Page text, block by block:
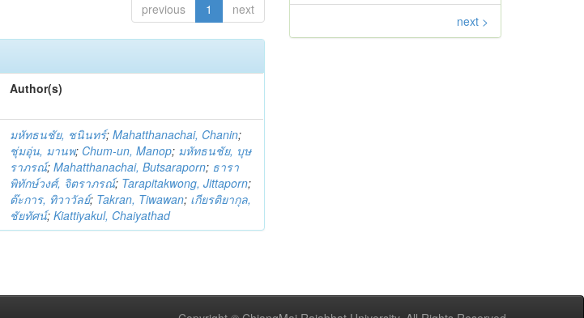
previous 1 next
Author(s)
มหัทธนชัย, ชนินทร์;Mahatthanachai, Chanin;
ชุ่มอุ่น, มานพ; Chum-un, Manop; มหัทธนชัย, บุษ
ราภรณ์;Mahatthanachai, Butsaraporn; ธารา
พิทักษ์วงศ์, จิตราภรณ์; Tarapitakwong, Jittaporn;
ต๊ะการ, ทิวาวัลย์; Takran, Tiwawan; เกียรติยากุล,
ชัยทัศน์;Kiattiyakul, Chaiyathad
next >